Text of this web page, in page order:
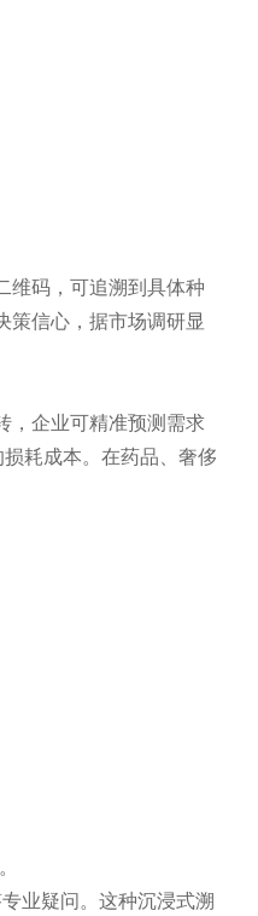
维码，可追溯到具体种
策信心，据市场调研显
，企业可精准预测需求
耗成本。在药品、奢侈
业疑问。这种沉浸式溯